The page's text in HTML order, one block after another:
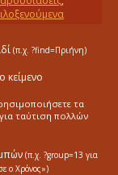
(π.χ. ?find=Πριήνη)
κείμενο
τα
ταύτιση πολλών
(π.χ. ?group=13 για
ο Χρόνος»)